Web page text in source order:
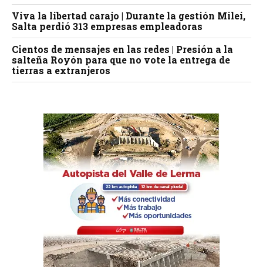
Viva la libertad carajo | Durante la gestión Milei,
Salta perdió 313 empresas empleadoras
Cientos de mensajes en las redes | Presión a la
salteña Royón para que no vote la entrega de
tierras a extranjeros